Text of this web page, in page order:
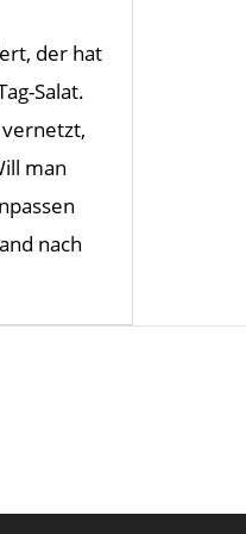
der hat
Salat.
man
nach